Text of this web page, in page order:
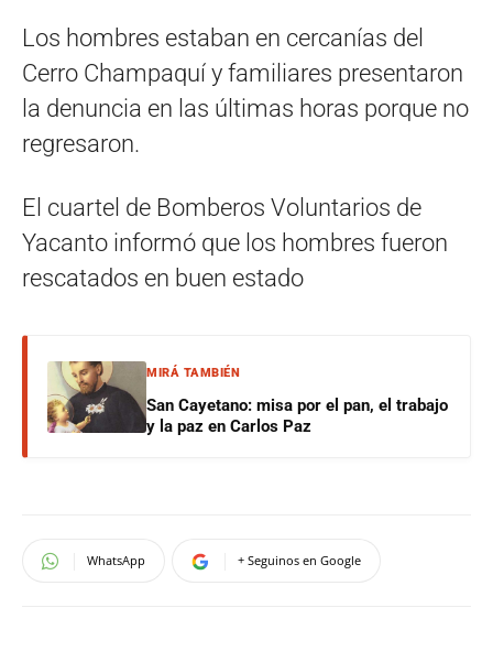
Los hombres estaban en cercanías del
Cerro Champaquí y familiares presentaron
la denuncia en las últimas horas porque no
regresaron.
El cuartel de Bomberos Voluntarios de
Yacanto informó que los hombres fueron
rescatados en buen estado
MIRÁ TAMBIÉN
San Cayetano: misa por el pan, el trabajo
y la paz en Carlos Paz
WhatsApp + Seguinos en Google